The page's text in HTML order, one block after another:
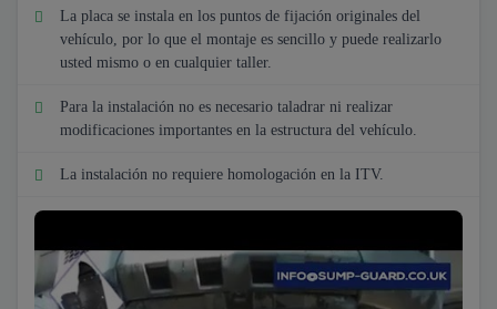
La placa se instala en los puntos de fijación originales del
vehículo, por lo que el montaje es sencillo y puede realizarlo
usted mismo o en cualquier taller.
Para la instalación no es necesario taladrar ni realizar
modificaciones importantes en la estructura del vehículo.
La instalación no requiere homologación en la ITV.